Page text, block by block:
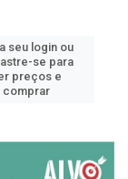
seu login ou
se para
preços e
comprar